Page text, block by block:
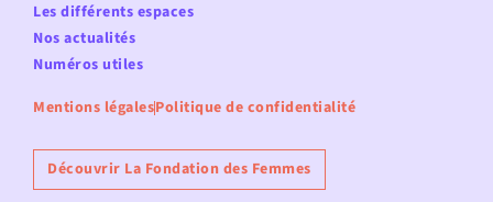
Les différents espaces
Nos actualités
Numéros utiles
Mentions légalesPolitique de confidentialité
Découvrir La Fondation des Femmes